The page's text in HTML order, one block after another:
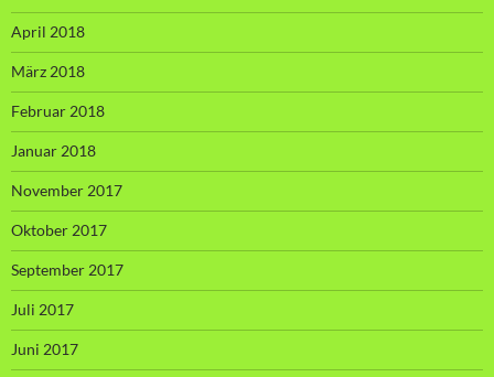
April 2018
März 2018
Februar 2018
Januar 2018
November 2017
Oktober 2017
September 2017
Juli 2017
Juni 2017